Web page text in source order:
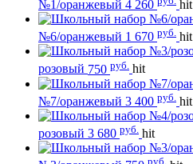
№1/оранжевый 4 260
hit
№6/оранжевый 1 670 руб. hit
розовый 750 руб. hit
№7/оранжевый 3 400 руб. hit
розовый 3 680 руб. hit
руб.